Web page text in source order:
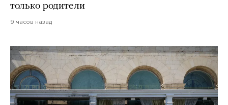
только родители
9 часов назад